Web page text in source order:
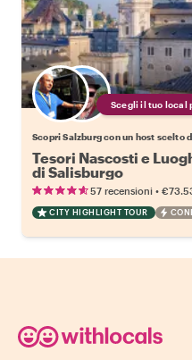
Scegli il tuo local
Scopri Salzburg con un host scelto
Tesori Nascosti e
di Salisburgo
57 recensioni •
CITY HIGHLIGHT TOUR